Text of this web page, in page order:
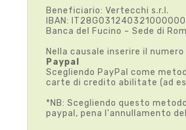
Beneficiario: Vertecchi s.r.l.
IBAN:
Banca del Fucino – Sede di
Nella causale inserire il
Paypal
Scegliendo PayPal come
carte di credito abilitate (ad es.
*NB: Scegliendo questo
paypal, pena l'annullamento